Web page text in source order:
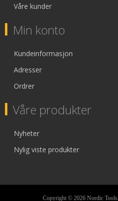
Våre kunder
Min konto
Kundeinformasjon
Adresser
Ordrer
Våre produkter
Nyheter
Nylig viste produkter
Copyright © 2026 Nordic